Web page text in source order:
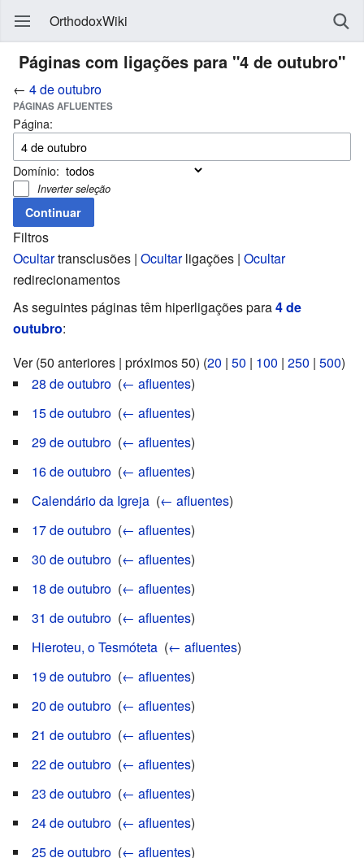
OrthodoxWiki
Páginas com ligações para "4 de outubro"
← 4 de outubro
PÁGINAS AFLUENTES
Página:
Domínio:
Inverter seleção
Filtros
Ocultartransclusões | Ocultarligações | Ocultar
redirecionamentos
As seguintes páginas têm hiperligações para4 de
outubro:
Ver (50 anteriores | próximos 50) (20 | 50 | 100 | 250 | 500)
28 de outubro (← afluentes)
15 de outubro (← afluentes)
29 de outubro (← afluentes)
16 de outubro (← afluentes)
Calendário da Igreja (← afluentes)
17 de outubro (← afluentes)
30 de outubro (← afluentes)
18 de outubro (← afluentes)
31 de outubro (← afluentes)
Hieroteu, o Tesmóteta (← afluentes)
19 de outubro (← afluentes)
20 de outubro (← afluentes)
21 de outubro (← afluentes)
22 de outubro (← afluentes)
23 de outubro (← afluentes)
24 de outubro (← afluentes)
25 de outubro (← afluentes)